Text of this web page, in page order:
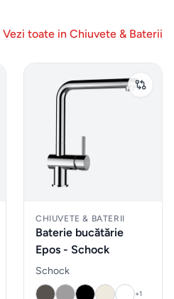
Vezi toate in Chiuvete & Baterii
CHIUVETE & BATERII
Baterie bucătărie
Epos - Schock
Schock
+1